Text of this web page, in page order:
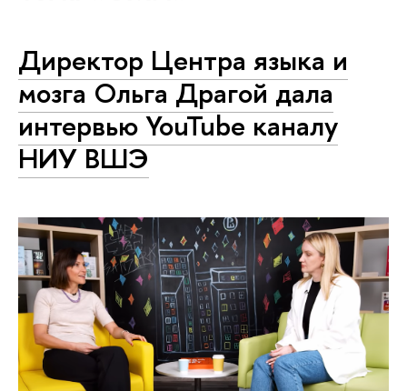
Директор Центра языка и
мозга Ольга Драгой дала
интервью YouTube каналу
НИУ ВШЭ